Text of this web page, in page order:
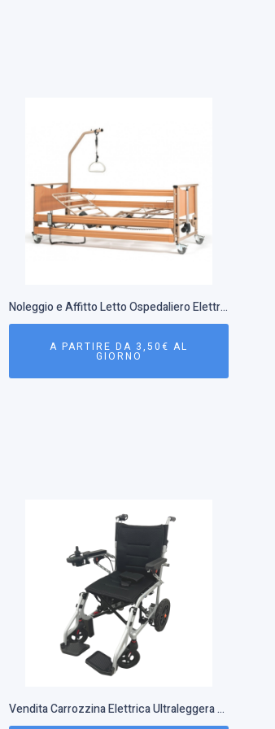
Noleggio e Affitto Letto Ospedaliero Elettrico con Antidecubito | Roma e Firenze
A PARTIRE DA 3,50€ AL
GIORNO
Vendita Carrozzina Elettrica Ultraleggera Pieghevole Starlight